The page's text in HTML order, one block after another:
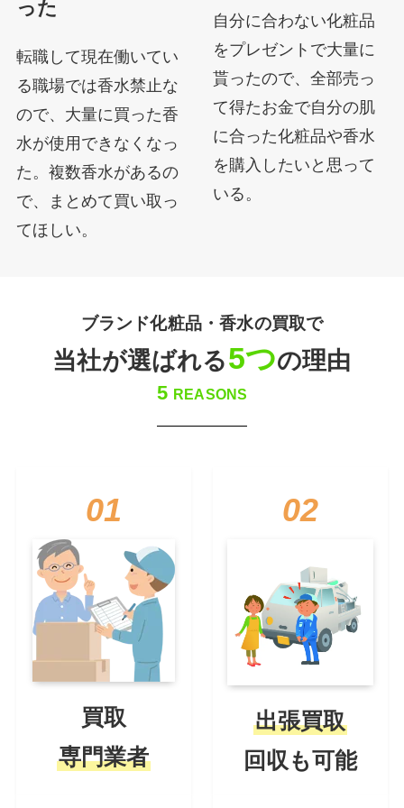
った
転職して現在働いてい
る職場では香水禁止な
ので、大量に買った香
水が使用できなくなっ
た。複数香水があるの
で、まとめて買い取っ
てほしい。
自分に合わない化粧品
をプレゼントで大量に
貰ったので、全部売っ
て得たお金で自分の肌
に合った化粧品や香水
を購入したいと思って
いる。
ブランド化粧品・香水の買取で
当社が選ばれる5つの理由
5 REASONS
01
買取
専門業者
02
出張買取
回収も可能